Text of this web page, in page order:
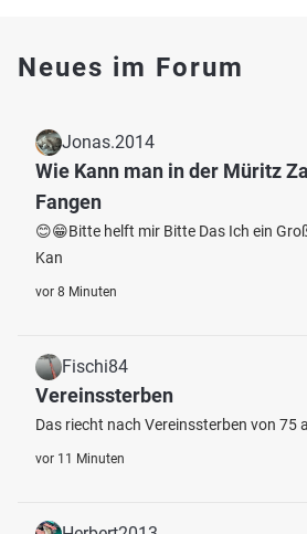
Neues im Forum
Jonas.2014
Wie Kann man in der Müritz
Fangen
😊😁Bitte helft mir Bitte Das Ich ein
Kan
vor 8 Minuten
Fischi84
Vereinssterben
Das riecht nach Vereinssterben von 75
vor 11 Minuten